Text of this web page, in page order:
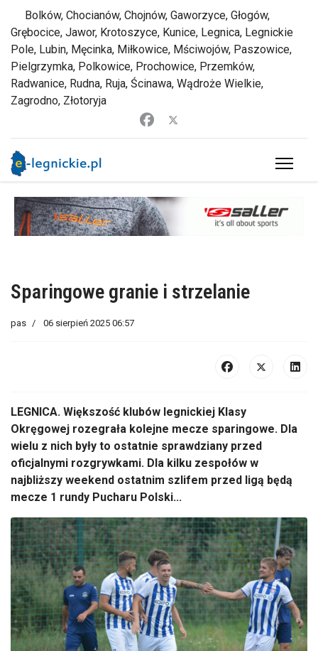
Bolków, Chocianów, Chojnów, Gaworzyce, Głogów,
Grębocice, Jawor, Krotoszyce, Kunice, Legnica, Legnickie
Pole, Lubin, Męcinka, Miłkowice, Mściwojów, Paszowice,
Pielgrzymka, Polkowice, Prochowice, Przemków,
Radwanice, Rudna, Ruja, Ścinawa, Wądroże Wielkie,
Zagrodno, Złotoryja
Sparingowe granie i strzelanie
pas 06 sierpień 2025 06:57
LEGNICA. Większość klubów legnickiej Klasy
Okręgowej rozegrała kolejne mecze sparingowe. Dla
wielu z nich były to ostatnie sprawdziany przed
oficjalnymi rozgrywkami. Dla kilku zespołów w
najbliższy weekend ostatnim szlifem przed ligą będą
mecze 1 rundy Pucharu Polski...